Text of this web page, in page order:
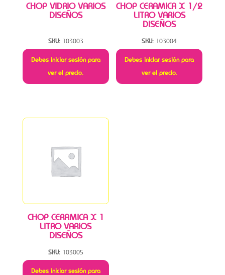
CHOP VIDRIO VARIOS
DISEÑOS
SKU: 103003
Debes iniciar sesión para
ver el precio.
CHOP CERAMICA X 1/2
LITRO VARIOS
DISEÑOS
SKU: 103004
Debes iniciar sesión para
ver el precio.
CHOP CERAMICA X 1
LITRO VARIOS
DISEÑOS
SKU: 103005
Debes iniciar sesión para